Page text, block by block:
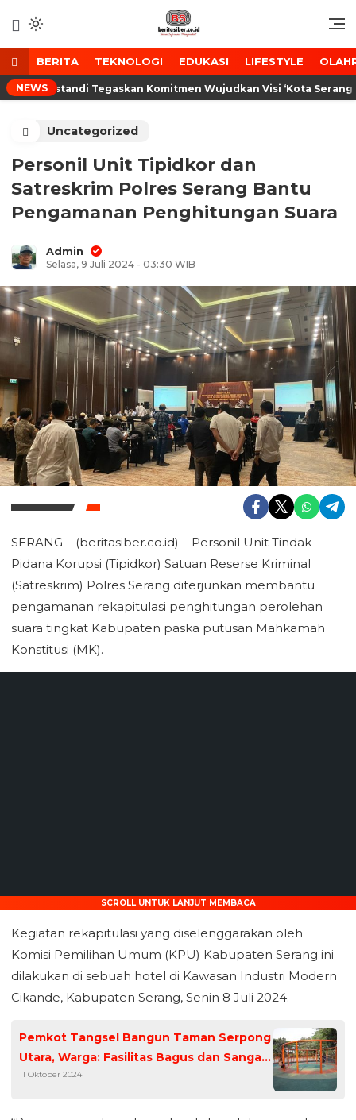
konten
BeritaSiber.co.id
Media Tanggap Dan Akurat
BERITA TEKNOLOGI EDUKASI LIFESTYLE
NEWS
Rustandi Tegaskan Komitmen Wujudkan Visi ‘Kota Serang
Uncategorized
Personil Unit Tipidkor dan
Satreskrim Polres Serang Bantu
Pengamanan Penghitungan Suara
Admin
Selasa, 9 Juli 2024 - 03:30 WIB
SERANG – (beritasiber.co.id) – Personil Unit Tindak
Pidana Korupsi (Tipidkor) Satuan Reserse Kriminal
(Satreskrim) Polres Serang diterjunkan membantu
pengamanan rekapitulasi penghitungan perolehan
suara tingkat Kabupaten paska putusan Mahkamah
Konstitusi (MK).
SCROLL UNTUK LANJUT MEMBACA
Kegiatan rekapitulasi yang diselenggarakan oleh
Komisi Pemilihan Umum (KPU) Kabupaten Serang ini
dilakukan di sebuah hotel di Kawasan Industri Modern
Cikande, Kabupaten Serang, Senin 8 Juli 2024.
Pemkot Tangsel Bangun Taman Serpong
Utara, Warga: Fasilitas Bagus dan Sangat
Bermanfaat
11 Oktober 2024